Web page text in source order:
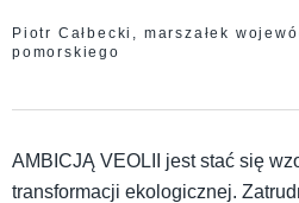
Piotr Całbecki, marszałek
pomorskiego
AMBICJĄ VEOLII jest stać się
transformacji ekologicznej.